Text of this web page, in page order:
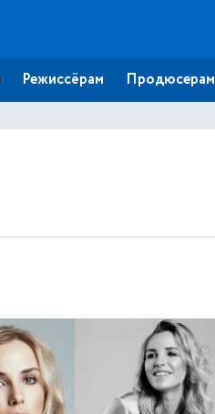
Режиссёрам Продюсерам